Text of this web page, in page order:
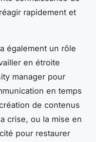
rapidement et
a également un rôle
en étroite
manager pour
en temps
de contenus
crise, ou la mise en
pour restaurer